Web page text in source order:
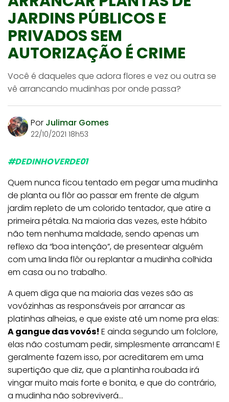
JARDINS PÚBLICOS E
PRIVADOS SEM
AUTORIZAÇÃO É CRIME
Você é daqueles que adora flores e vez ou outra se
vê arrancando mudinhas por onde passa?
Por Julimar Gomes
22/10/2021 18h53
#DEDINHOVERDE01
Quem nunca ficou tentado em pegar uma mudinha
de planta ou flôr ao passar em frente de algum
jardim repleto de um colorido tentador, que atire a
primeira pétala. Na maioria das vezes, este hábito
não tem nenhuma maldade, sendo apenas um
reflexo da “boa intenção”, de presentear alguém
com uma linda flôr ou replantar a mudinha colhida
em casa ou no trabalho.
A quem diga que na maioria das vezes são as
vovózinhas as responsáveis por arrancar as
platinhas alheias, e que existe até um nome pra elas:
A gangue das vovós! E ainda segundo um folclore,
elas não costumam pedir, simplesmente arrancam! E
geralmente fazem isso, por acreditarem em uma
supertição que diz, que a plantinha roubada irá
vingar muito mais forte e bonita, e que do contrário,
a mudinha não sobreviverá…